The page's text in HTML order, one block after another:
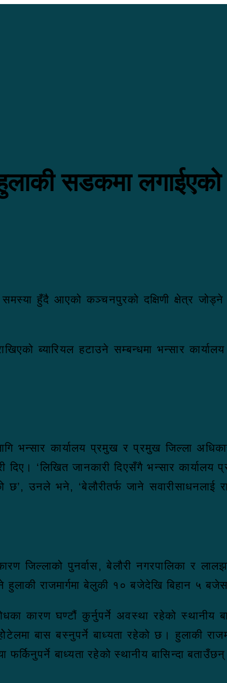
सडकमा लगाईएको
हुँदै आएको कञ्चनपुरको दक्षिणी क्षेत्र जोड्ने
ब्यारियल हटाउने सम्बन्धमा भन्सार
भन्सार कार्यालय प्रमुख र प्रमुख जिल्ला
‘लिखित जानकारी दिएसँगै भन्सार कार्यालय
छ’, उनले भने, ‘बेलौरीतर्फ जाने सवारीसाधनलाई
जिल्लाको पुनर्वास, बेलौरी नगरपालिका र
राजमार्गमा बेलुकी १० बजेदेखि बिहान ५
कारण घण्टौं कुर्नुपर्ने अवस्था रहेको स्थानीय
बास बस्नुपर्ने बाध्यता रहेको छ। हुलाकी
बाध्यता रहेको स्थानीय बासिन्दा